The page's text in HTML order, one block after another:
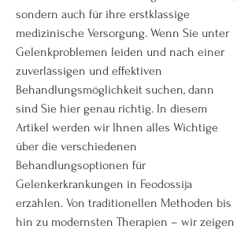
sondern auch für ihre erstklassige
medizinische Versorgung. Wenn Sie unter
Gelenkproblemen leiden und nach einer
zuverlässigen und effektiven
Behandlungsmöglichkeit suchen, dann
sind Sie hier genau richtig. In diesem
Artikel werden wir Ihnen alles Wichtige
über die verschiedenen
Behandlungsoptionen für
Gelenkerkrankungen in Feodossija
erzählen. Von traditionellen Methoden bis
hin zu modernsten Therapien – wir zeigen